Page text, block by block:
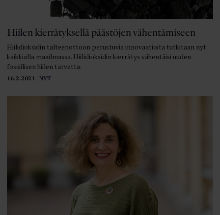
16.2.2021 NYT
Hiilen kierrätyksellä päästöjen vähentämiseen
Hiilidioksidin talteenottoon perustuvia innovaatioita tutkitaan nyt
kaikkialla maailmassa. Hiilidioksidin kierrätys vähentäisi uuden
fossiilisen hiilen tarvetta.